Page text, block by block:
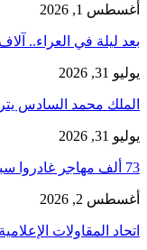
أغسطس 1, 2026
بعد ليلة في العراء..
يوليو 31, 2026
الملك محمد السادس
يوليو 31, 2026
73 ألف مهاجر غادروا سبتة إلى المغرب وعدد القتلى يرتفع لـ71
أغسطس 2, 2026
اتحاد المقاولات